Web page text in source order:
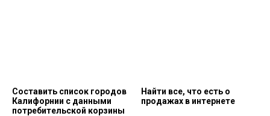
Составить список городов
Калифорнии с данными
потребительской корзины
Найти все, что есть о
продажах в интернете